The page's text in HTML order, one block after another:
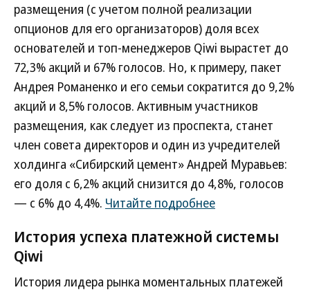
размещения (с учетом полной реализации
опционов для его организаторов) доля всех
основателей и топ-менеджеров Qiwi вырастет до
72,3% акций и 67% голосов. Но, к примеру, пакет
Андрея Романенко и его семьи сократится до 9,2%
акций и 8,5% голосов. Активным участников
размещения, как следует из проспекта, станет
член совета директоров и один из учредителей
холдинга «Сибирский цемент» Андрей Муравьев:
его доля с 6,2% акций снизится до 4,8%, голосов
— с 6% до 4,4%. Читайте подробнее
История успеха платежной системы
Qiwi
История лидера рынка моментальных платежей